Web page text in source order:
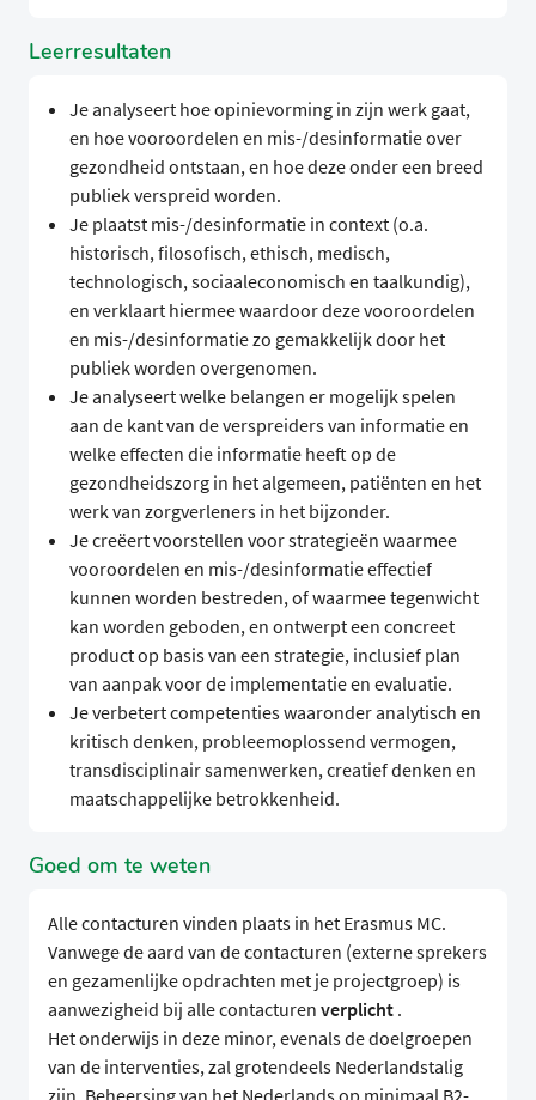
Leerresultaten
Je analyseert hoe opinievorming in zijn werk gaat,
en hoe vooroordelen en mis-/desinformatie over
gezondheid ontstaan, en hoe deze onder een breed
publiek verspreid worden.
Je plaatst mis-/desinformatie in context (o.a.
historisch, filosofisch, ethisch, medisch,
technologisch, sociaaleconomisch en taalkundig),
en verklaart hiermee waardoor deze vooroordelen
en mis-/desinformatie zo gemakkelijk door het
publiek worden overgenomen.
Je analyseert welke belangen er mogelijk spelen
aan de kant van de verspreiders van informatie en
welke effecten die informatie heeft op de
gezondheidszorg in het algemeen, patiënten en het
werk van zorgverleners in het bijzonder.
Je creëert voorstellen voor strategieën waarmee
vooroordelen en mis-/desinformatie effectief
kunnen worden bestreden, of waarmee tegenwicht
kan worden geboden, en ontwerpt een concreet
product op basis van een strategie, inclusief plan
van aanpak voor de implementatie en evaluatie.
Je verbetert competenties waaronder analytisch en
kritisch denken, probleemoplossend vermogen,
transdisciplinair samenwerken, creatief denken en
maatschappelijke betrokkenheid.
Goed om te weten
Alle contacturen vinden plaats in het Erasmus MC.
Vanwege de aard van de contacturen (externe sprekers
en gezamenlijke opdrachten met je projectgroep) is
aanwezigheid bij alle contacturen verplicht .
Het onderwijs in deze minor, evenals de doelgroepen
van de interventies, zal grotendeels Nederlandstalig